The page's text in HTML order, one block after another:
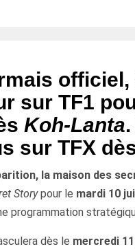
sur TF1
Koh-Lanta
sur TFX
la maison des
Storypour le mardi 10
programmation
dès le mercredi